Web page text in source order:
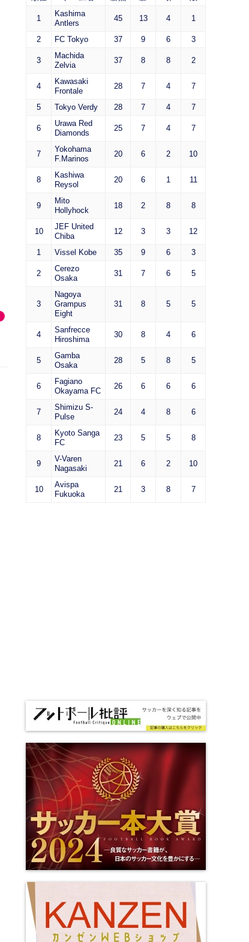
1
Kashima
Antlers
45 13 4 1
2 FC Tokyo 37 9 6 3
3
Machida
Zelvia
37 8 8 2
4
Kawasaki
Frontale
28 7 4 7
5 Tokyo Verdy 28 7 4 7
6
Urawa Red
Diamonds
25 7 4 7
7
Yokohama
F.Marinos
20 6 2 10
8
Kashiwa
Reysol
20 6 1 11
9
Mito
Hollyhock
18 2 8 8
10
JEF United
Chiba
12 3 3 12
1 Vissel Kobe 35 9 6 3
2
Cerezo
Osaka
31 7 6 5
3
Nagoya
Grampus
Eight
31 8 5 5
4
Sanfrecce
Hiroshima
30 8 4 6
5
Gamba
Osaka
28 5 8 5
6
Fagiano
Okayama FC
26 6 6 6
7
Shimizu S-
Pulse
24 4 8 6
8
Kyoto Sanga
FC
23 5 5 8
9
V-Varen
Nagasaki
21 6 2 10
10
Avispa
Fukuoka
21 3 8 7